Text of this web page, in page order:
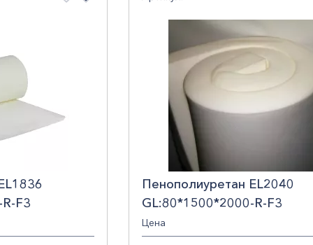
F3
Пенополиуретан EL2040
GL:80*1500*2000-R-F3
Цена